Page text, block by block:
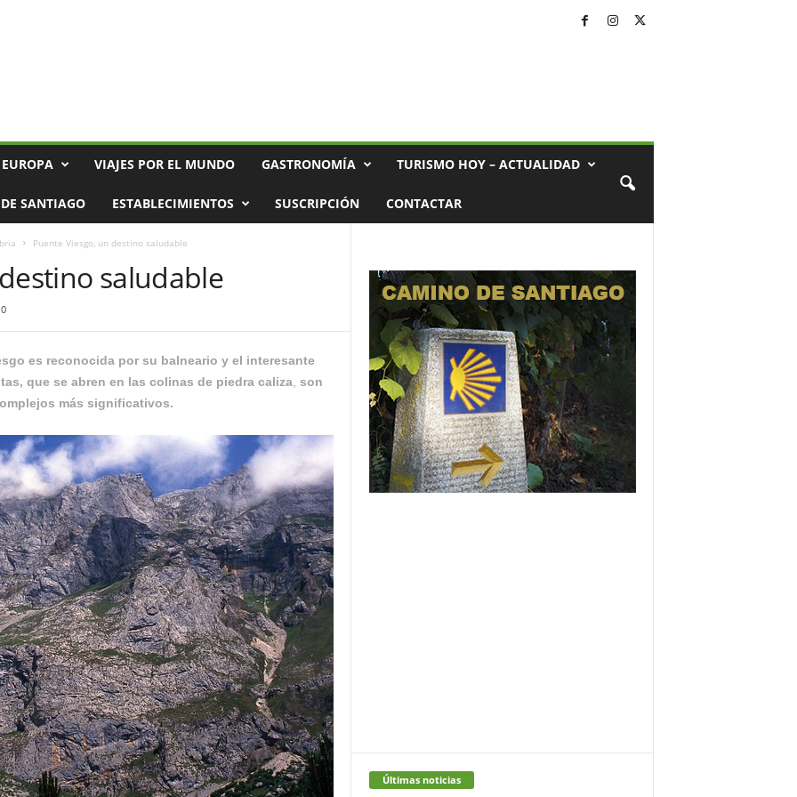
VIAJES POR EL MUNDO GASTRONOMÍA TURISMO HOY – ACTUALIDAD
SANTIAGO ESTABLECIMIENTOS SUSCRIPCIÓN CONTACTAR
Puente Viesgo, un destino saludable
saludable
0
es reconocida por su balneario y el interesante
que se abren en las colinas de piedra caliza son
más significativos.
Últimas noticias